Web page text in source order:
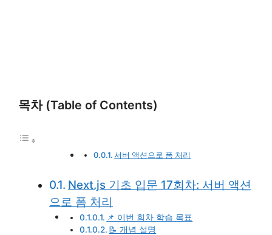
목차 (Table of Contents)
서버 액션으로 폼 처리
Next.js 기초 입문 17회차: 서버 액션
으로 폼 처리
📌 이번 회차 학습 목표
📝 개념 설명